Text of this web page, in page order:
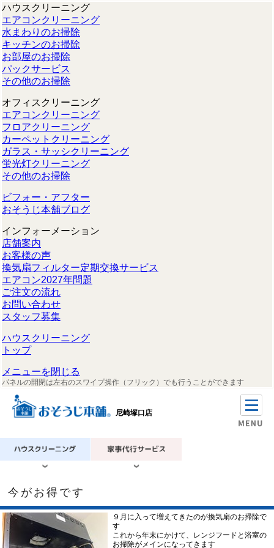
ハウスクリーニング
エアコンクリーニング
水まわりのお掃除
キッチンのお掃除
お部屋のお掃除
パックサービス
その他のお掃除
オフィスクリーニング
エアコンクリーニング
フロアクリーニング
カーペットクリーニング
ガラス・サッシクリーニング
蛍光灯クリーニング
その他のお掃除
ビフォー・アフター
おそうじ本舗ブログ
インフォーメーション
店舗案内
お客様の声
換気扇フィルター定期交換サービス
エアコン2027年問題
ご注文の流れ
お問い合わせ
スタッフ募集
ハウスクリーニング
トップ
メニューを閉じる
パネルの開閉は左右のスワイプ操作（フリック）でも行うことができます
尼崎塚口店
今がお得です
９月に入って増えてきたのが換気扇のお掃除で
す
これから年末にかけて、レンジフードと浴室の
お掃除がメインになってきます